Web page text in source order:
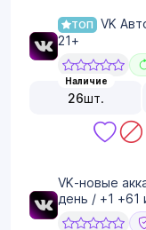
ТОП
VK
21+
Наличие
26шт.
VK-новые
день / +1 +61